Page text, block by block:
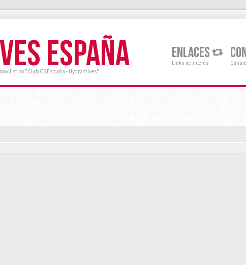
ESPAÑA
"Club C5 España - Hydractives"
ENLACES
Links de interés